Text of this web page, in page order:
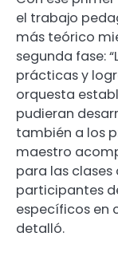
el trabajo
más teórico
segunda fase:
prácticas y
orquesta
pudieran
también a los
maestro
para las clases
participantes
específicos en
detalló.